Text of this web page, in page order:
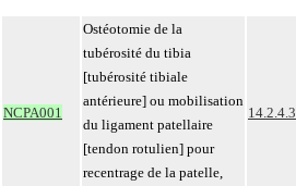
NCPA001
Ostéotomie de la
tubérosité du tibia
[tubérosité tibiale
antérieure] ou mobilisation
du ligament patellaire
[tendon rotulien] pour
recentrage de la patelle,
14.2.4.3